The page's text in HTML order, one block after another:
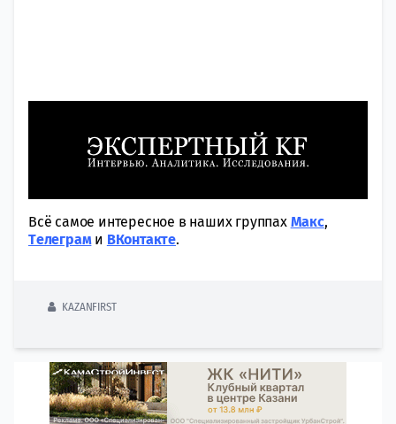
Всё самое интересное в наших группах Макс,
Tелеграми ВКонтакте.
KAZANFIRST